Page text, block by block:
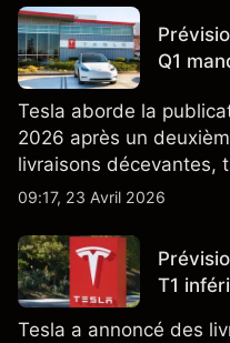
passées ne préjugent
Q1
Tesla aborde la
2026 après un
livraisons décevantes,
Californie d'un
énergétique.
09:17, 23 Avril 2026
T1
Tesla a annoncé des